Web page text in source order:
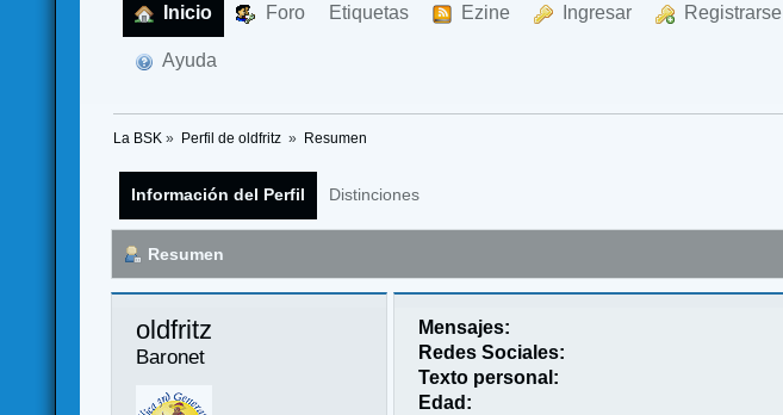
Inicio Foro Etiquetas Ezine Ingresar Registrarse
Ayuda
La BSK » Perfil de oldfritz » Resumen
Información del Perfil Distinciones
Resumen
oldfritz
Baronet
Mensajes:
Redes Sociales:
Texto personal:
Edad: